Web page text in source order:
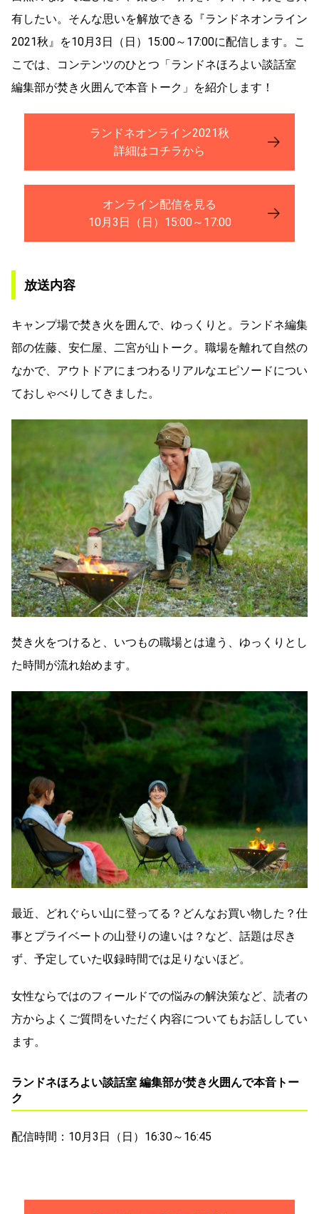
有したい。そんな思いを解放できる『ランドネオンライン
2021秋』を10月3日（日）15:00～17:00に配信します。こ
こでは、コンテンツのひとつ「ランドネほろよい談話室
編集部が焚き火囲んで本音トーク」を紹介します！
ランドネオンライン2021秋
詳細はコチラから
オンライン配信を見る
10月3日（日）15:00～17:00
放送内容
キャンプ場で焚き火を囲んで、ゆっくりと。ランドネ編集
部の佐藤、安仁屋、二宮が山トーク。職場を離れて自然の
なかで、アウトドアにまつわるリアルなエピソードについ
ておしゃべりしてきました。
焚き火をつけると、いつもの職場とは違う、ゆっくりとし
た時間が流れ始めます。
最近、どれぐらい山に登ってる？どんなお買い物した？仕
事とプライベートの山登りの違いは？など、話題は尽き
ず、予定していた収録時間では足りないほど。
女性ならではのフィールドでの悩みの解決策など、読者の
方からよくご質問をいただく内容についてもお話ししてい
ます。
ランドネほろよい談話室 編集部が焚き火囲んで本音トー
ク
配信時間：10月3日（日）16:30～16:45